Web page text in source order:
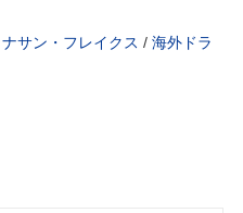
サン・フレイクス / 海外ドラ